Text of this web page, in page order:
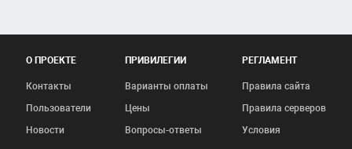
О ПРОЕКТЕ
Контакты
Пользователи
Новости
ПРИВИЛЕГИИ
Варианты оплаты
Цены
Вопросы-ответы
РЕГЛАМЕНТ
Правила сайта
Правила серверов
Условия